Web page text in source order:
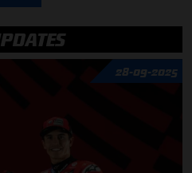
28-09-2025